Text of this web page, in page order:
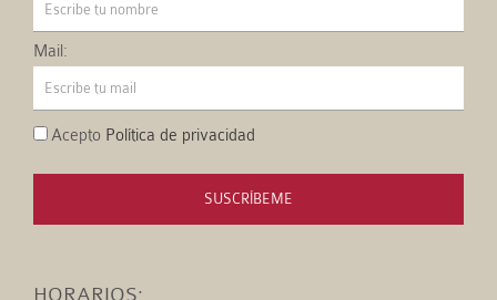
Mail:
Acepto Política de privacidad
SUSCRÍBEME
HORARIOS: